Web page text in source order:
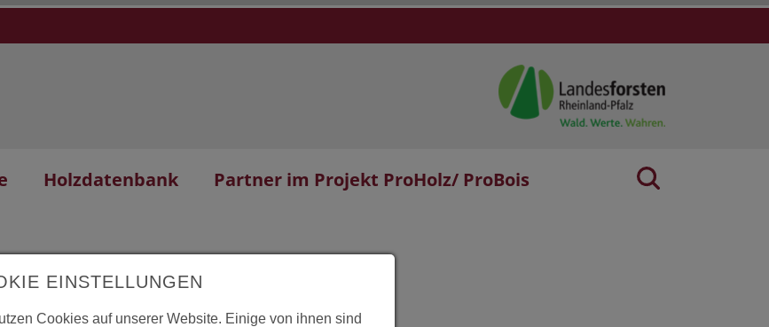
Holzdatenbank
Partner im Projekt ProHolz/ ProBois
EINSTELLUNGEN
Cookies auf unserer Website. Einige von ihnen sind